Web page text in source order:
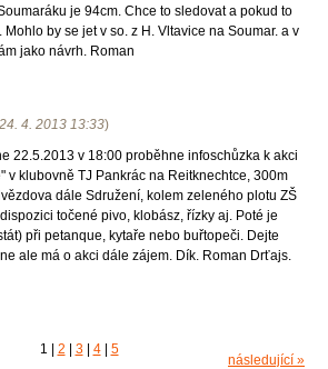
je 94cm. Chce to sledovat a pokud to
by se jet v so. z H. Vltavice na Soumar. a v
jako návrh. Roman
24. 4. 2013 13:33)
22.5.2013 v 18:00 proběhne infoschůzka k akci
v klubovně TJ Pankrác na Reitknechtce, 300m
dále Sdružení, kolem zeleného plotu ZŠ
točené pivo, klobász, řízky aj. Poté je
při petanque, kytaře nebo buřtopeči. Dejte
ale má o akci dále zájem. Dík. Roman Drťajs.
1 2 3 4 5
následující »